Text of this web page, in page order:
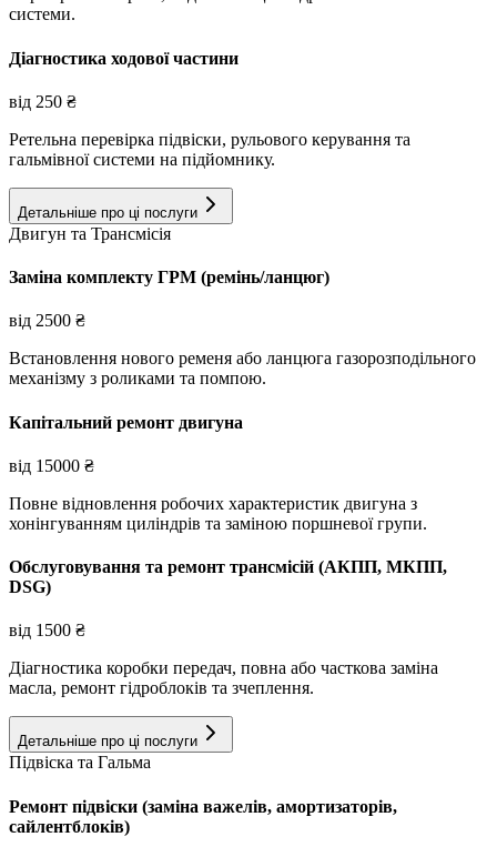
системи.
Діагностика ходової частини
від 250 ₴
Ретельна перевірка підвіски, рульового керування та
гальмівної системи на підйомнику.
Детальніше про ці послуги
Двигун та Трансмісія
Заміна комплекту ГРМ (ремінь/ланцюг)
від 2500 ₴
Встановлення нового ременя або ланцюга газорозподільного
механізму з роликами та помпою.
Капітальний ремонт двигуна
від 15000 ₴
Повне відновлення робочих характеристик двигуна з
хонінгуванням циліндрів та заміною поршневої групи.
Обслуговування та ремонт трансмісій (АКПП, МКПП,
DSG)
від 1500 ₴
Діагностика коробки передач, повна або часткова заміна
масла, ремонт гідроблоків та зчеплення.
Детальніше про ці послуги
Підвіска та Гальма
Ремонт підвіски (заміна важелів, амортизаторів,
сайлентблоків)